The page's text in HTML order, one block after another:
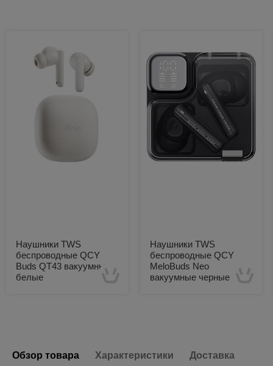
Наушники TWS
беспроводные QCY
Buds QT43 вакуумные
белые
Наушники TWS
беспроводные QCY
MeloBuds Neo
вакуумные черные
Обзор товара Характеристики Доставка